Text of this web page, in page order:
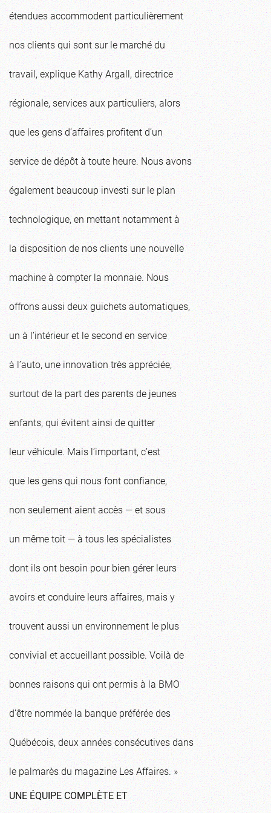
étendues accommodent particulièrement
nos clients qui sont sur le marché du
travail, explique Kathy Argall, directrice
régionale, services aux particuliers, alors
que les gens d’affaires profitent d’un
service de dépôt à toute heure. Nous avons
également beaucoup investi sur le plan
technologique, en mettant notamment à
la disposition de nos clients une nouvelle
machine à compter la monnaie. Nous
offrons aussi deux guichets automatiques,
un à l’intérieur et le second en service
à l’auto, une innovation très appréciée,
surtout de la part des parents de jeunes
enfants, qui évitent ainsi de quitter
leur véhicule. Mais l’important, c’est
que les gens qui nous font confiance,
non seulement aient accès — et sous
un même toit — à tous les spécialistes
dont ils ont besoin pour bien gérer leurs
avoirs et conduire leurs affaires, mais y
trouvent aussi un environnement le plus
convivial et accueillant possible. Voilà de
bonnes raisons qui ont permis à la BMO
d’être nommée la banque préférée des
Québécois, deux années consécutives dans
le palmarès du magazine Les Affaires. »
UNE ÉQUIPE COMPLÈTE ET